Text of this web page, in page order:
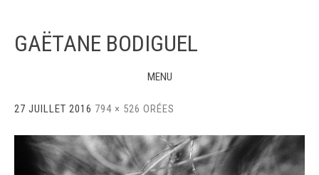
GAËTANE BODIGUEL
MENU
Skip
content
27 JUILLET 2016 794 × 526 ORÉES